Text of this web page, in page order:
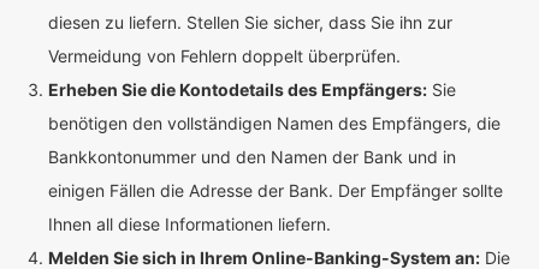
diesen zu liefern. Stellen Sie sicher, dass Sie ihn zur
Vermeidung von Fehlern doppelt überprüfen.
Erheben Sie die Kontodetails des Empfängers: Sie
benötigen den vollständigen Namen des Empfängers, die
Bankkontonummer und den Namen der Bank und in
einigen Fällen die Adresse der Bank. Der Empfänger sollte
Ihnen all diese Informationen liefern.
Melden Sie sich in Ihrem Online-Banking-System an: Die